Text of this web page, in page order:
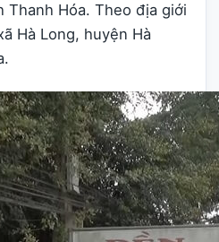
Thanh Hóa. Theo địa giới
Hà Long, huyện Hà